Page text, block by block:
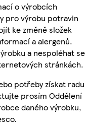
o výrobcích
pro výrobu potravin
ke změně složek
a alergenů.
a nespoléhat se
stránkách.
potřeby získat radu
prosím Oddělení
daného výrobku,